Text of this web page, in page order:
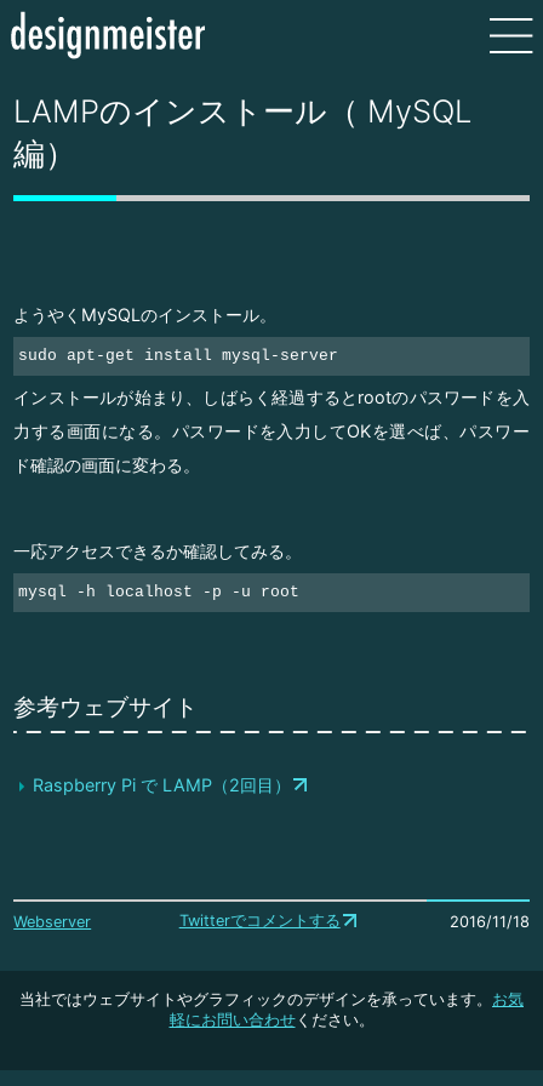
LAMPのインストール（ MySQL
編）
ようやくMySQLのインストール。
sudo apt-get install mysql-server
インストールが始まり、しばらく経過するとrootのパスワードを入
力する画面になる。パスワードを入力してOKを選べば、パスワー
ド確認の画面に変わる。
一応アクセスできるか確認してみる。
mysql -h localhost -p -u root
参考ウェブサイト
Raspberry Pi で LAMP（2回目）
Webserver Twitterでコメントする 2016/11/18
当社ではウェブサイトやグラフィックのデザインを承っています。 お気
軽にお問い合わせください。